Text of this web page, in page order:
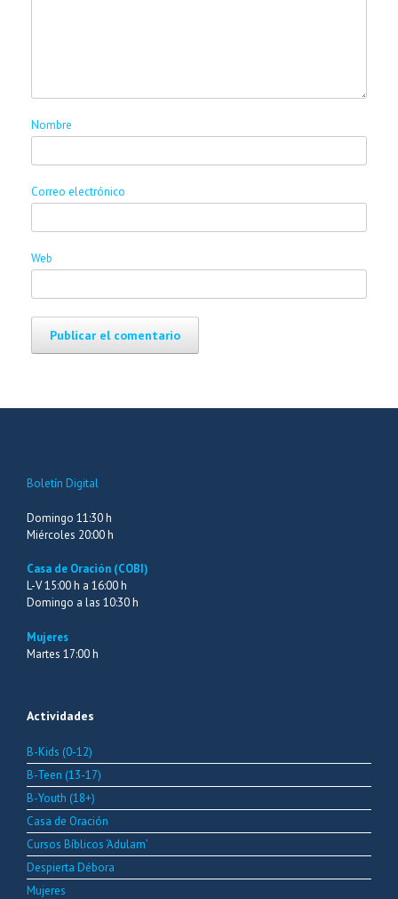
Nombre
Correo electrónico
Web
Boletín Digital
Domingo 11:30 h
Miércoles 20:00 h
Casa de Oración (COBI)
L-V 15:00 h a 16:00 h
Domingo a las 10:30 h
Mujeres
Martes 17:00 h
Actividades
B-Kids (0-12)
B-Teen (13-17)
B-Youth (18+)
Casa de Oración
Cursos Bíblicos ‘Adulam’
Despierta Débora
Mujeres